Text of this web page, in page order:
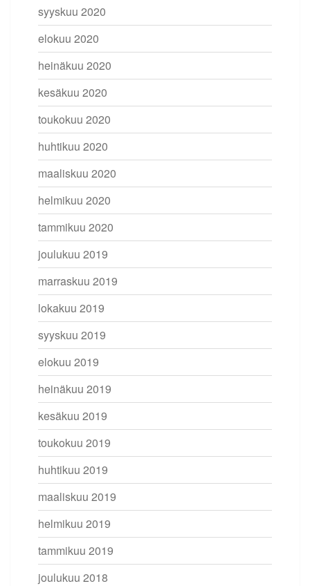
syyskuu 2020
elokuu 2020
heinäkuu 2020
kesäkuu 2020
toukokuu 2020
huhtikuu 2020
maaliskuu 2020
helmikuu 2020
tammikuu 2020
joulukuu 2019
marraskuu 2019
lokakuu 2019
syyskuu 2019
elokuu 2019
heinäkuu 2019
kesäkuu 2019
toukokuu 2019
huhtikuu 2019
maaliskuu 2019
helmikuu 2019
tammikuu 2019
joulukuu 2018